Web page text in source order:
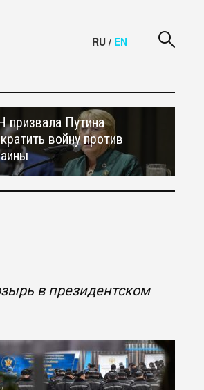
RU / EN
призвала Путина
войну против
в президентском